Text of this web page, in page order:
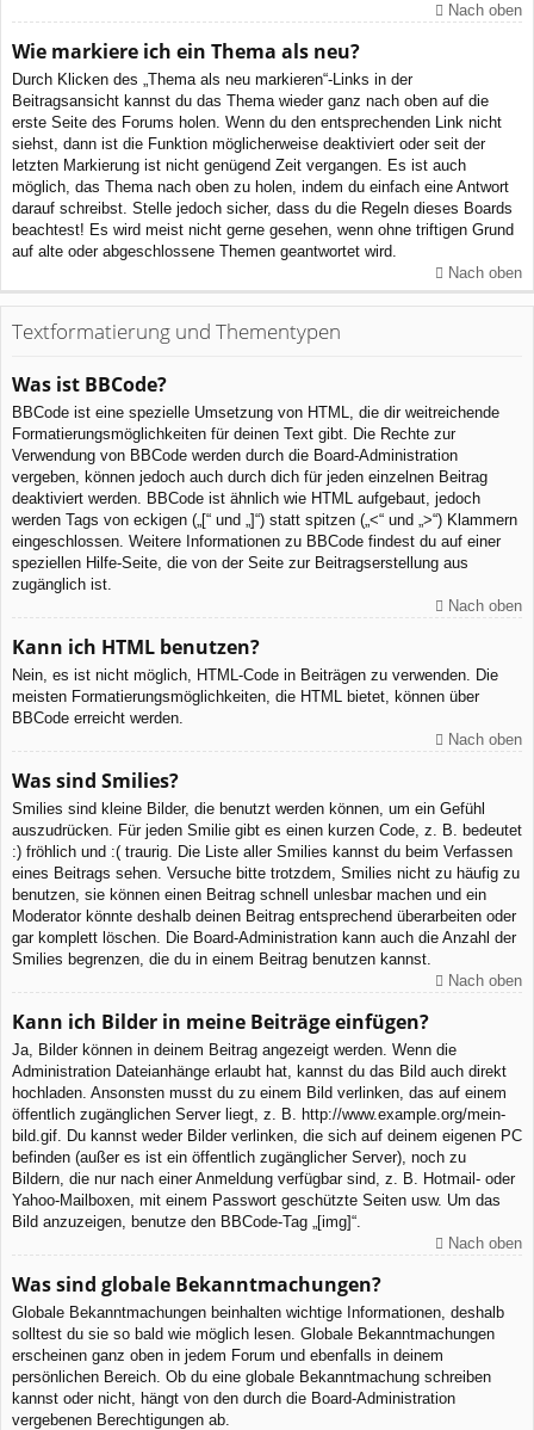
Nach oben
Wie markiere ich ein Thema als neu?
Durch Klicken des „Thema als neu markieren“-Links in der
Beitragsansicht kannst du das Thema wieder ganz nach oben auf die
erste Seite des Forums holen. Wenn du den entsprechenden Link nicht
siehst, dann ist die Funktion möglicherweise deaktiviert oder seit der
letzten Markierung ist nicht genügend Zeit vergangen. Es ist auch
möglich, das Thema nach oben zu holen, indem du einfach eine Antwort
darauf schreibst. Stelle jedoch sicher, dass du die Regeln dieses Boards
beachtest! Es wird meist nicht gerne gesehen, wenn ohne triftigen Grund
auf alte oder abgeschlossene Themen geantwortet wird.
Nach oben
Textformatierung und Thementypen
Was ist BBCode?
BBCode ist eine spezielle Umsetzung von HTML, die dir weitreichende
Formatierungsmöglichkeiten für deinen Text gibt. Die Rechte zur
Verwendung von BBCode werden durch die Board-Administration
vergeben, können jedoch auch durch dich für jeden einzelnen Beitrag
deaktiviert werden. BBCode ist ähnlich wie HTML aufgebaut, jedoch
werden Tags von eckigen („[“ und „]“) statt spitzen („<“ und „>“) Klammern
eingeschlossen. Weitere Informationen zu BBCode findest du auf einer
speziellen Hilfe-Seite, die von der Seite zur Beitragserstellung aus
zugänglich ist.
Nach oben
Kann ich HTML benutzen?
Nein, es ist nicht möglich, HTML-Code in Beiträgen zu verwenden. Die
meisten Formatierungsmöglichkeiten, die HTML bietet, können über
BBCode erreicht werden.
Nach oben
Was sind Smilies?
Smilies sind kleine Bilder, die benutzt werden können, um ein Gefühl
auszudrücken. Für jeden Smilie gibt es einen kurzen Code, z. B. bedeutet
:) fröhlich und :( traurig. Die Liste aller Smilies kannst du beim Verfassen
eines Beitrags sehen. Versuche bitte trotzdem, Smilies nicht zu häufig zu
benutzen, sie können einen Beitrag schnell unlesbar machen und ein
Moderator könnte deshalb deinen Beitrag entsprechend überarbeiten oder
gar komplett löschen. Die Board-Administration kann auch die Anzahl der
Smilies begrenzen, die du in einem Beitrag benutzen kannst.
Nach oben
Kann ich Bilder in meine Beiträge einfügen?
Ja, Bilder können in deinem Beitrag angezeigt werden. Wenn die
Administration Dateianhänge erlaubt hat, kannst du das Bild auch direkt
hochladen. Ansonsten musst du zu einem Bild verlinken, das auf einem
öffentlich zugänglichen Server liegt, z. B. http://www.example.org/mein-
bild.gif. Du kannst weder Bilder verlinken, die sich auf deinem eigenen PC
befinden (außer es ist ein öffentlich zugänglicher Server), noch zu
Bildern, die nur nach einer Anmeldung verfügbar sind, z. B. Hotmail- oder
Yahoo-Mailboxen, mit einem Passwort geschützte Seiten usw. Um das
Bild anzuzeigen, benutze den BBCode-Tag „[img]“.
Nach oben
Was sind globale Bekanntmachungen?
Globale Bekanntmachungen beinhalten wichtige Informationen, deshalb
solltest du sie so bald wie möglich lesen. Globale Bekanntmachungen
erscheinen ganz oben in jedem Forum und ebenfalls in deinem
persönlichen Bereich. Ob du eine globale Bekanntmachung schreiben
kannst oder nicht, hängt von den durch die Board-Administration
vergebenen Berechtigungen ab.